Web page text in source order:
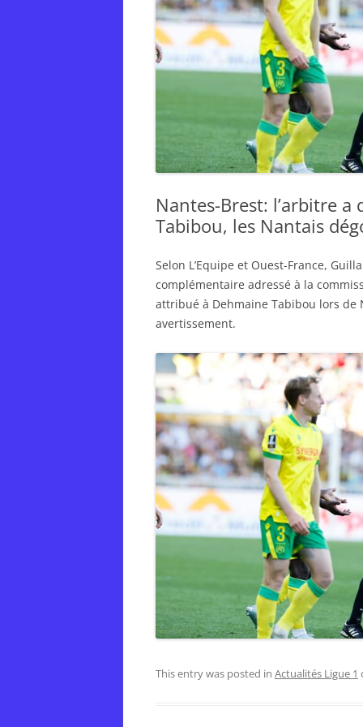
Nantes-Brest: l’arbitre
Tabibou, les Nantais
Selon L’Equipe et Ouest-France,
complémentaire adressé à la
attribué à Dehmaine Tabibou lors de
avertissement.
This entry was posted in Actualités Ligue 1